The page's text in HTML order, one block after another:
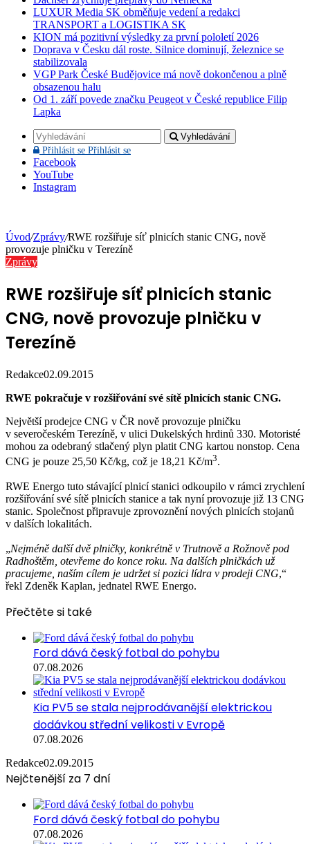
LUXUR Media SK obměňuje vedení a redakci
TRANSPORT a LOGISTIKA SK
KION má pozitivní výsledky za první pololetí 2026
Doprava v Česku dál roste. Silnice dominují, železnice se
stabilizovala
VGP Park České Budějovice má nově dokončenou a plně
obsazenou halu
Od 1. září povede značku Peugeot v České republice Filip
Lapka
Vyhledávání
Přihlásit se Přihlásit se
Facebook
YouTube
Instagram
Úvod/Zprávy/RWE rozšiřuje síť plnicích stanic CNG, nově
provozuje plničku v Terezíně
Zprávy
RWE rozšiřuje síť plnicích stanic
CNG, nově provozuje plničku v
Terezíně
Redakce02.09.2015
RWE pokračuje v rozšiřování své sítě plnicích stanic CNG.
Největší prodejce CNG v ČR nově provozuje plničku
v severočeském Terezíně, v ulici Dukelských hrdinů 330. Motoristé
mohou za odebraný stlačený plyn platit CNG kartou nonstop. Cena
CNG je pouze 25,50 Kč/kg, což je 18,21 Kč/m3.
RWE Energo tuto stávající plnicí stanici odkoupilo v rámci zrychlení
rozšiřování své sítě plnicích stanice a tak nyní provozuje již 13 CNG
stanic. Společnost připravuje zprovoznění nových plnicích stojanů
v dalších lokalitách.
„Nejméně další dvě plničky, konkrétně v Trutnově a Rožnově pod
Radhoštěm, otevřeme do konce roku. Na dalších plničkách už
pracujeme, naším cílem je udržet si pozici lídra v prodeji CNG,“
řekl Zdeněk Kaplan, jednatel RWE Energo.
Přečtěte si také
Ford dává český fotbal do pohybu
07.08.2026
Kia PV5 se stala nejprodávanější elektrickou
dodávkou střední velikosti v Evropě
07.08.2026
Redakce02.09.2015
Nejčtenější za 7 dní
Ford dává český fotbal do pohybu
07.08.2026